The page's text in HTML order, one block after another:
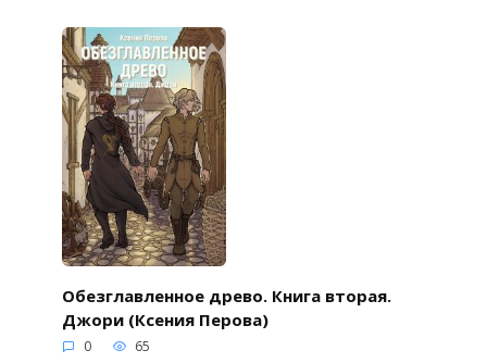
Обезглавленное древо. Книга вторая.
Джори (Ксения Перова)
0 65